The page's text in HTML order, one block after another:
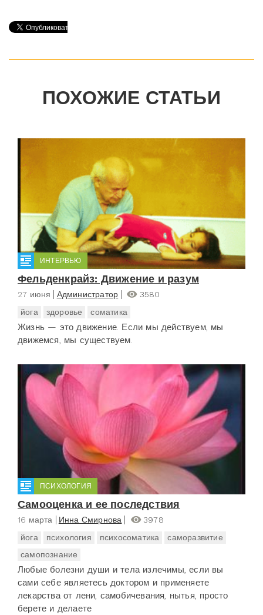
ПОХОЖИЕ СТАТЬИ
ИНТЕРВЬЮ
Фельденкрайз: Движение и разум
27 июня Администратор
3580
йога
здоровье соматика
Жизнь — это движение. Если мы действуем, мы
движемся, мы существуем.
ПСИХОЛОГИЯ
Самооценка и ее последствия
16 марта Инна Смирнова
3978
йога
психология психосоматика
саморазвитие
самопознание
Любые болезни души и тела излечимы, если вы
сами себе являетесь доктором и применяете
лекарства от лени, самобичевания, нытья, просто
берете и делаете